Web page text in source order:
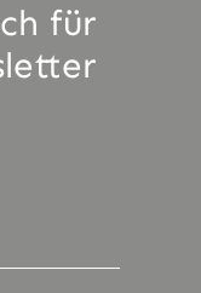
für